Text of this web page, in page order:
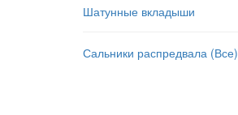
Шатунные вкладыши
Сальники распредвала (Все)